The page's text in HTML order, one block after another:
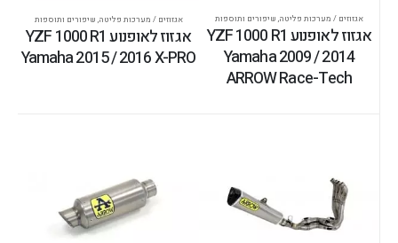
אגזוזים / מערכות פליטה, שיפורים ותוספות
אגזוז לאופנוע YZF 1000 R1
Yamaha 2009 / 2014
ARROW Race-Tech
אגזוזים / מערכות פליטה, שיפורים ותוספות
אגזוז לאופנוע YZF 1000 R1
Yamaha 2015 / 2016 X-PRO